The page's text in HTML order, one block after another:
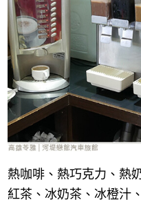
熱咖啡、熱巧克力、熱
紅茶、冰奶茶、冰橙汁